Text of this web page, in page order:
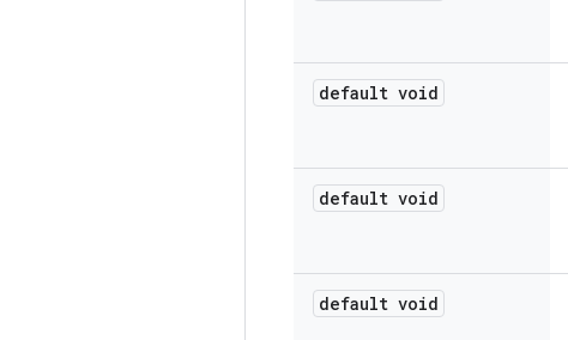
default void
default void
default void